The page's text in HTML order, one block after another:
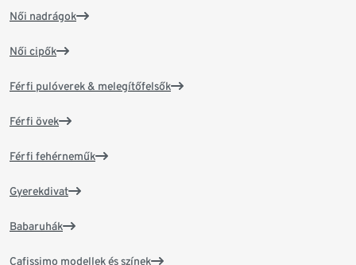
Női nadrágok
Női cipők
Férfi pulóverek & melegítőfelsők
Férfi övek
Férfi fehérneműk
Gyerekdivat
Babaruhák
Cafissimo modellek és színek